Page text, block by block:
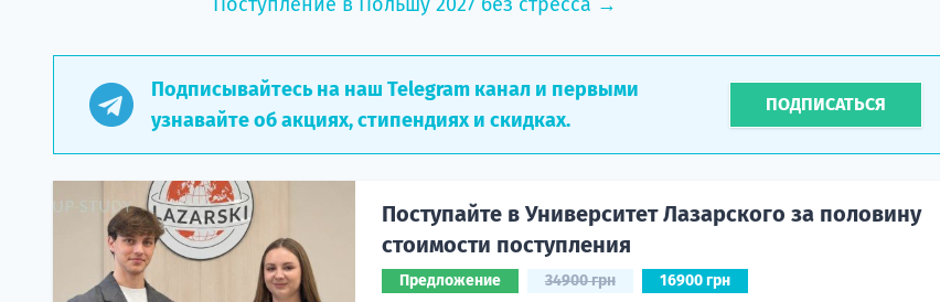
Подписывайтесь на наш Telegram канал и первыми
узнавайте об акциях, стипендиях и скидках.
ПОДПИСАТЬСЯ
Поступайте в Университет Лазарского за половину
стоимости поступления
Предложение 34900 грн 16900 грн